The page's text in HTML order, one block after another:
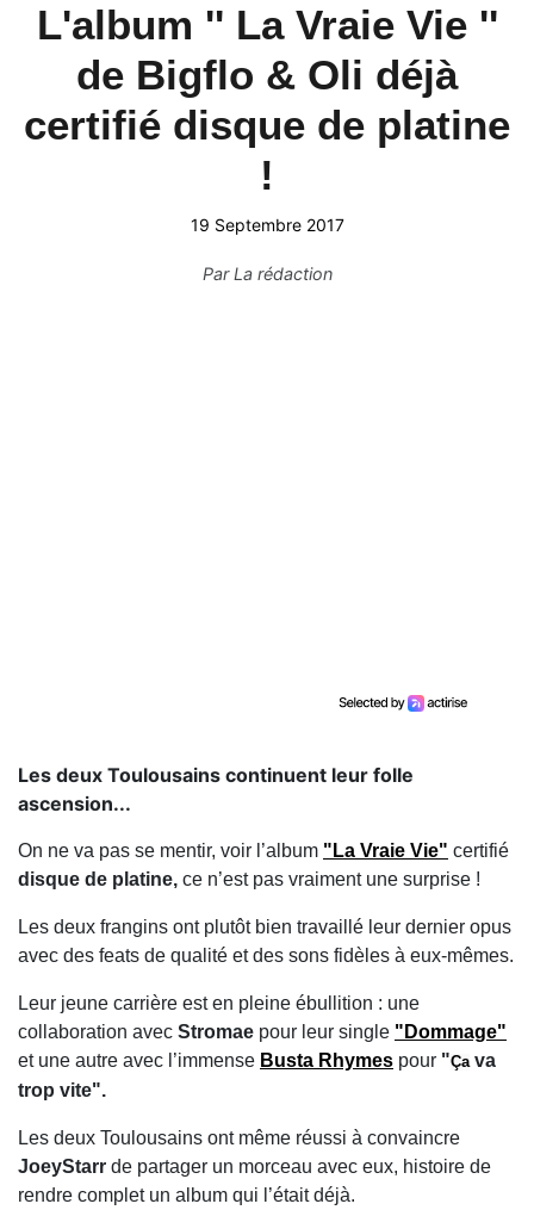
L'album '' La Vraie Vie ''
de Bigflo & Oli déjà
certifié disque de platine
!
19 Septembre 2017
ParLa rédaction
Les deux Toulousains continuent leur folle
ascension...
On ne va pas se mentir, voir l’album "La Vraie Vie" certifié
disque de platine, ce n’est pas vraiment une surprise !
Les deux frangins ont plutôt bien travaillé leur dernier opus
avec des feats de qualité et des sons fidèles à eux-mêmes.
Leur jeune carrière est en pleine ébullition : une
collaboration avec Stromae pour leur single "Dommage"
et une autre avec l’immense Busta Rhymes pour "Ça va
trop vite".
Les deux Toulousains ont même réussi à convaincre
JoeyStarr de partager un morceau avec eux, histoire de
rendre complet un album qui l’était déjà.